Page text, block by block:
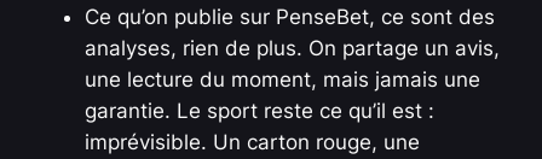
Ce qu’on publie sur PenseBet, ce sont des
analyses, rien de plus. On partage un avis,
une lecture du moment, mais jamais une
garantie. Le sport reste ce qu’il est :
imprévisible. Un carton rouge, une